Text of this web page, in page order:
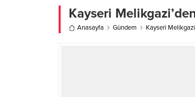
Kayseri
Anasayfa Gündem Kayseri